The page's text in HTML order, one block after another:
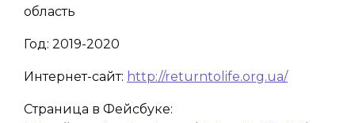
область
Год: 2019-2020
Интернет-сайт: http://returntolife.org.ua/
Страница в Фейсбуке: